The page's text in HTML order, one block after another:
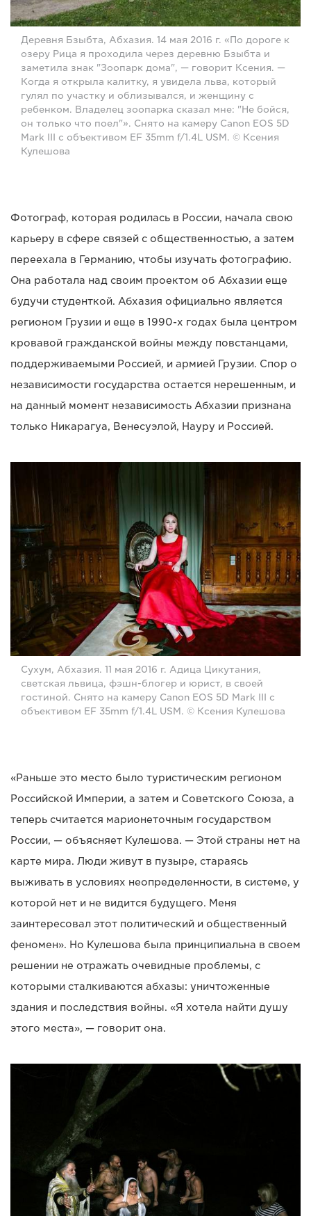
Деревня Бзыбта, Абхазия. 14 мая 2016 г. «По дороге к
озеру Рица я проходила через деревню Бзыбта и
заметила знак "Зоопарк дома", — говорит Ксения. —
Когда я открыла калитку, я увидела льва, который
гулял по участку и облизывался, и женщину с
ребенком. Владелец зоопарка сказал мне: "Не бойся,
он только что поел"». Снято на камеру Canon EOS 5D
Mark III с объективом EF 35mm f/1.4L USM. © Ксения
Кулешова
Фотограф, которая родилась в России, начала свою
карьеру в сфере связей с общественностью, а затем
переехала в Германию, чтобы изучать фотографию.
Она работала над своим проектом об Абхазии еще
будучи студенткой. Абхазия официально является
регионом Грузии и еще в 1990-х годах была центром
кровавой гражданской войны между повстанцами,
поддерживаемыми Россией, и армией Грузии. Спор о
независимости государства остается нерешенным, и
на данный момент независимость Абхазии признана
только Никарагуа, Венесуэлой, Науру и Россией.
Сухум, Абхазия. 11 мая 2016 г. Адица Цикутания,
светская львица, фэшн-блогер и юрист, в своей
гостиной. Снято на камеру Canon EOS 5D Mark III с
объективом EF 35mm f/1.4L USM. © Ксения Кулешова
«Раньше это место было туристическим регионом
Российской Империи, а затем и Советского Союза, а
теперь считается марионеточным государством
России, — объясняет Кулешова. — Этой страны нет на
карте мира. Люди живут в пузыре, стараясь
выживать в условиях неопределенности, в системе, у
которой нет и не видится будущего. Меня
заинтересовал этот политический и общественный
феномен». Но Кулешова была принципиальна в своем
решении не отражать очевидные проблемы, с
которыми сталкиваются абхазы: уничтоженные
здания и последствия войны. «Я хотела найти душу
этого места», — говорит она.